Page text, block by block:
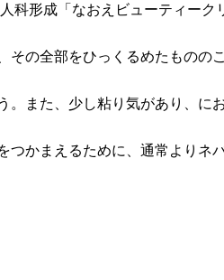
形成「なおえビューティーク
その全部をひっくるめたものの
また、少し粘り気があり、に
かまえるために、通常よりネ